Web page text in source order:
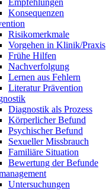
Empfehlungen
Konsequenzen
Risikomerkmale
Vorgehen in Klinik/Praxis
Frühe Hilfen
Nachverfolgung
Lernen aus Fehlern
Literatur Prävention
Diagnostik als Prozess
Körperlicher Befund
Psychischer Befund
Sexueller Missbrauch
Familiäre Situation
Bewertung der Befunde
Untersuchungen